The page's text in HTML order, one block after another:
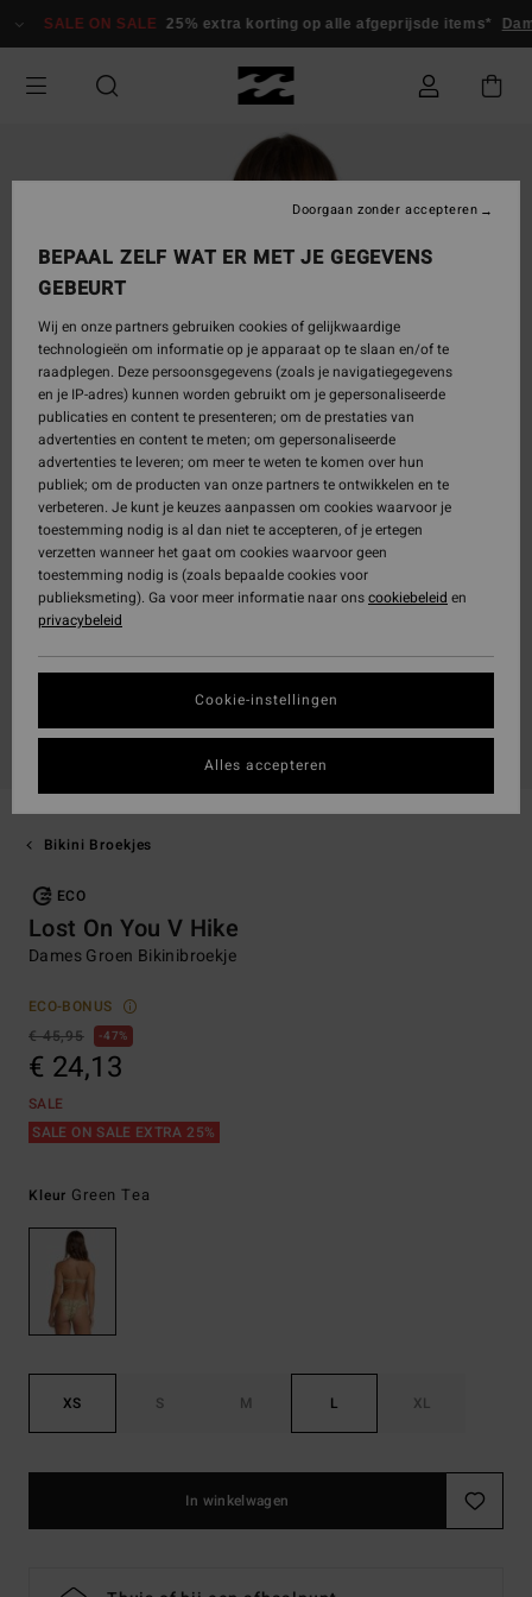
naar
SALE ON SALE 25% extra korting op alle afgeprijsde items*
Bikini Broekjes
ECO
Lost On You V Hike
Dames Groen Bikinibroekje
ECO-BONUS
€ 45,95
47%
€ 24,13
SALE
SALE ON SALE EXTRA 25%
Kleur Green Tea
XS S M L XL
In winkelwagen
BEPAAL ZELF WAT ER MET JE GEGEVENS
GEBEURT
Wij en onze partners gebruiken cookies of gelijkwaardige
technologieën om informatie op je apparaat op te slaan en/of te
raadplegen. Deze persoonsgegevens (zoals je navigatiegegevens
en je IP-adres) kunnen worden gebruikt om je gepersonaliseerde
publicaties en content te presenteren; om de prestaties van
advertenties en content te meten; om gepersonaliseerde
advertenties te leveren; om meer te weten te komen over hun
publiek; om de producten van onze partners te ontwikkelen en te
verbeteren. Je kunt je keuzes aanpassen om cookies waarvoor je
toestemming nodig is al dan niet te accepteren, of je ertegen
verzetten wanneer het gaat om cookies waarvoor geen
toestemming nodig is (zoals bepaalde cookies voor
publieksmeting). Ga voor meer informatie naar onscookiebeleid en
privacybeleid
Cookie-instellingen
Doorgaan zonder accepteren
Alles accepteren